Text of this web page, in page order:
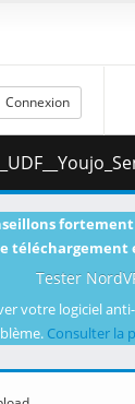
Connexion
téléchargement
Tester
votre logiciel
Consulter la